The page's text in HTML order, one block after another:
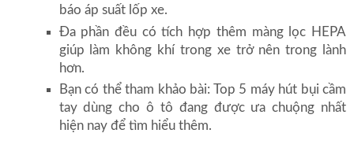
báo áp suất lốp xe.
Đa phần đều có tích hợp thêm màng lọc HEPA
giúp làm không khí trong xe trở nên trong lành
hơn.
Bạn có thể tham khảo bài: Top 5 máy hút bụi cầm
tay dùng cho ô tô đang được ưa chuộng nhất
hiện nay để tìm hiểu thêm.